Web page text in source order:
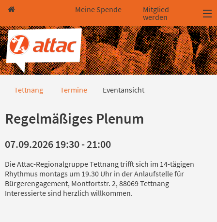
Direkt zum Hauptinhalt springen
Direkt zur Haupt-Navigation springen
Direkt zur Service-Navigation springen
Direkt zur Footer-Navigation springen
Direkt zum Footerinhalt springen
Meine Spende
Mitglied
werden
Eventansicht
Tettnang Termine Eventansicht
Regelmäßiges Plenum
07.09.2026 19:30 - 21:00
Die Attac-Regionalgruppe Tettnang trifft sich im 14-tägigen
Rhythmus montags um 19.30 Uhr in der Anlaufstelle für
Bürgerengagement, Montfortstr. 2, 88069 Tettnang
Interessierte sind herzlich willkommen.